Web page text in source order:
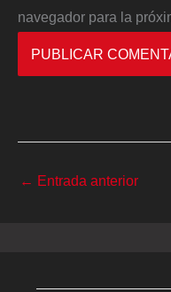
navegador para la
← Entrada anterior